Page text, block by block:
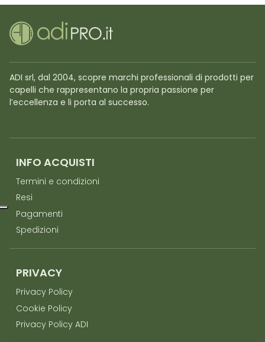
ADI srl, dal 2004, scopre marchi professionali di prodotti per
capelli che rappresentano la propria passione per
l’eccellenza e li porta al successo.
INFO ACQUISTI
Termini e condizioni
Resi
Pagamenti
Spedizioni
PRIVACY
Privacy Policy
Cookie Policy
Privacy Policy ADI